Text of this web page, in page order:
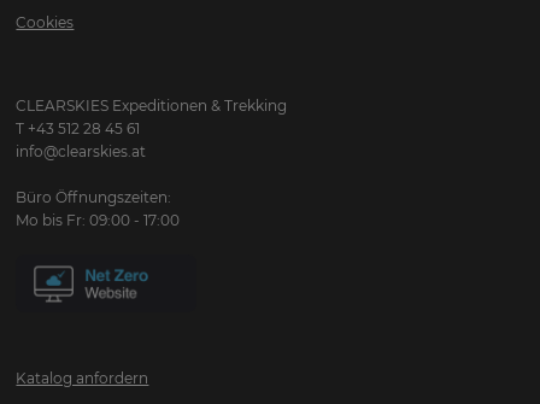
Cookies
CLEARSKIES Expeditionen & Trekking
T +43 512 28 45 61
info@clearskies.at
Büro Öffnungszeiten:
Mo bis Fr: 09:00 - 17:00
Katalog anfordern